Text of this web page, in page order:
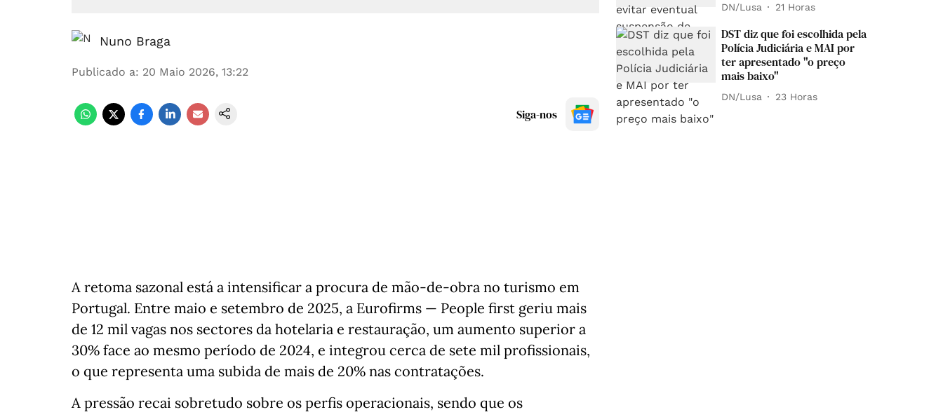
Nuno Braga
Publicado a: 20 Maio 2026, 13:22
Siga-nos
A retoma sazonal está a intensificar a procura de mão‑de‑obra no turismo em
Portugal. Entre maio e setembro de 2025, a Eurofirms — People first geriu mais
de 12 mil vagas nos sectores da hotelaria e restauração, um aumento superior a
30% face ao mesmo período de 2024, e integrou cerca de sete mil profissionais,
o que representa uma subida de mais de 20% nas contratações.
A pressão recai sobretudo sobre os perfis operacionais, sendo que os
DN/Lusa 21 Horas
DST diz que foi escolhida pela
Polícia Judiciária e MAI por
ter apresentado "o preço
mais baixo"
DN/Lusa 23 Horas